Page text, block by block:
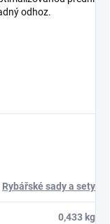
odhoz.
Rybářské sady a sety
0,433 kg